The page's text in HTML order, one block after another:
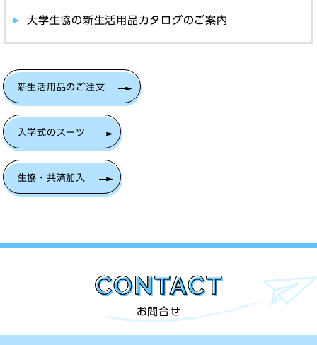
大学生協の新生活用品カタログのご案内
新生活用品のご注文
入学式のスーツ
生協・共済加入
お問合せ